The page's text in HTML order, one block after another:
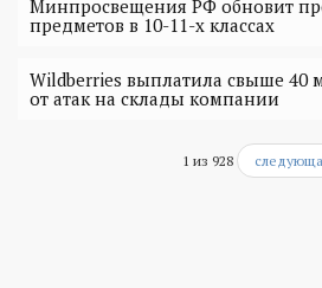
Минпросвещения РФ обновит
предметов в 10-11-х классах
Wildberries выплатила свыше 40
от атак на склады компании
1 из 928